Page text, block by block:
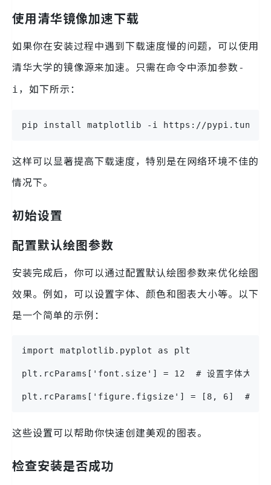
使用清华镜像加速下载
如果你在安装过程中遇到下载速度慢的问题，可以使用
清华大学的镜像源来加速。只需在命令中添加参数 -
i ，如下所示：
pip install matplotlib -i https://
这样可以显著提高下载速度，特别是在网络环境不佳的
情况下。
初始设置
配置默认绘图参数
安装完成后，你可以通过配置默认绘图参数来优化绘图
效果。例如，可以设置字体、颜色和图表大小等。以下
是一个简单的示例：
import matplotlib.pyplot as plt
plt.rcParams['font.size'] = 12  # 设置字体大小
plt.rcParams['figure.figsize'] = [8, 6]  # 设置
这些设置可以帮助你快速创建美观的图表。
检查安装是否成功